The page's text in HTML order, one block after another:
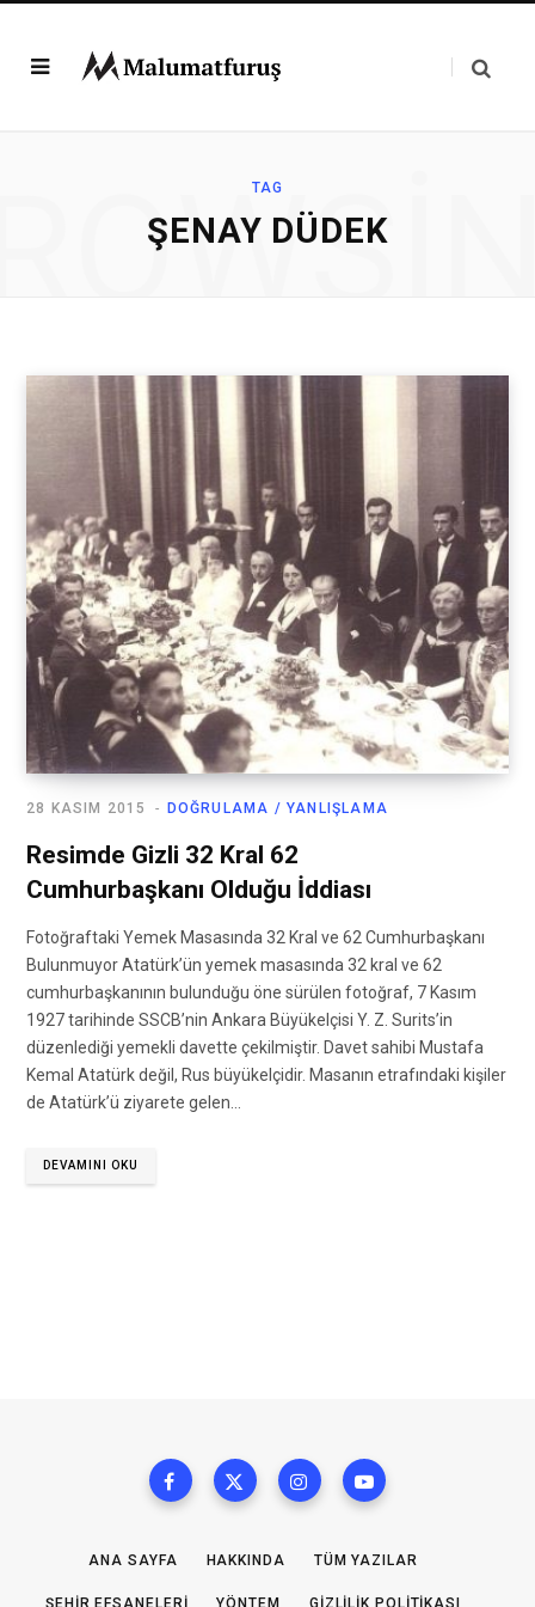
TAG
ŞENAY DÜDEK
DOĞRULAMA / YANLIŞLAMA
28 KASIM 2015
Resimde Gizli 32 Kral 62
Cumhurbaşkanı Olduğu İddiası
Fotoğraftaki Yemek Masasında 32 Kral ve 62 Cumhurbaşkanı
Bulunmuyor Atatürk’ün yemek masasında 32 kral ve 62
cumhurbaşkanının bulunduğu öne sürülen fotoğraf, 7 Kasım
1927 tarihinde SSCB’nin Ankara Büyükelçisi Y. Z. Surits’in
düzenlediği yemekli davette çekilmiştir. Davet sahibi Mustafa
Kemal Atatürk değil, Rus büyükelçidir. Masanın etrafındaki kişiler
de Atatürk’ü ziyarete gelen…
DEVAMINI OKU
ANA SAYFA HAKKINDA TÜM YAZILAR
ŞEHIR EFSANELERI YÖNTEM GIZLILIK POLITIKASI